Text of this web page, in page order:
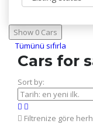
Show 0 Cars
Tümünü sıfırla
Cars for
Sort by:
Filtrenize göre